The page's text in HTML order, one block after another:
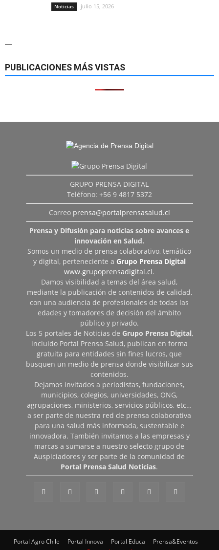
Noticias julio 15, 2026
—
PUBLICACIONES MÁS VISTAS
GRUPO PRENSA DIGITAL
Teléfono: +56 9 4817 5372
Correo prensa@portalprensasalud.cl
Prensa y Difusión para noticias sobre avances e
innovación en Salud.
Somos un medio de prensa colaborativo, temático
y digital, perteneciente a Grupo Prensa Digital
www.grupoprensadigital.cl.
Damos visibilidad a temas del área salud,
mediante la publicación de contenidos de calidad,
con una audiencia de profesionales de todas las
edades y tomadores de decisión del ámbito
público y privado.
Los 5 portales de Noticias de Grupo Prensa Digital,
incluido Portal Prensa Salud, publican en forma
gratuita para entidades sin fines lucros, que
busquen un medio de prensa donde visibilizar sus
contenidos.
Dejamos invitados a periodistas, fundaciones,
municipios, colegios, universidades, ONG,
agrupaciones, ministerios, servicios públicos, etc…
a ser parte de nuestra red de prensa colaborativa
para una salud más informada, sustentable e
innovadora. También invitamos a las empresas y
marcas a sumarse a nuestro selecto grupo de
Auspiciadores y ser parte de la comunidad de
Portal Prensa Salud Noticias.
Portal Agro Chile Portal Innova Portal Educa
Prensa&Eventos